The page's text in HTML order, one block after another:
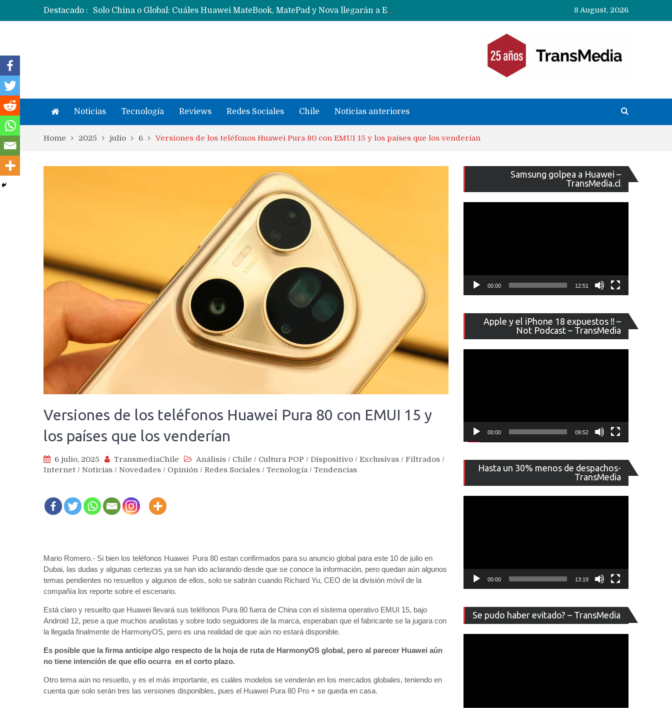
Destacado :
Data Centers de Huawei en Chile, México, Brasil,Perú y Argentina podrían verse afectados por arremetida de EE.UU
Fabricantes suben precios de teléfonos y ganan más dinero en un mercado donde Xiaomi alerta por no mejorar ventas
8 August, 2026
Noticias Tecnología Reviews Redes Sociales Chile Noticias anteriores
Home 2025 julio 6 Versiones de los teléfonos Huawei Pura 80 con EMUI 15 y los países que los venderían
Versiones de los teléfonos Huawei Pura 80 con EMUI 15 y
los países que los venderían
6 julio, 2025 TransmediaChile Análisis / Chile / Cultura POP / Dispositivo / Exclusivas / Filtrados /
Internet / Noticias / Novedades / Opinión / Redes Sociales / Tecnología / Tendencias
Mario Romero.- Si bien los teléfonos Huawei Pura 80 estan confirmados para su anuncio global para este 10 de julio en
Dubai, las dudas y algunas certezas ya se han ido aclarando desde que se conoce la información, pero quedan aún algunos
temas pendientes no resueltos y algunos de ellos, solo se sabrán cuando Richard Yu, CEO de la división móvil de la
compañía los reporte sobre el escenario.
Está claro y resuelto que Huawei llevará sus teléfonos Pura 80 fuera de China con el sistema operativo EMUI 15, bajo
Android 12, pese a que muchos analistas y sobre todo seguidores de la marca, esperaban que el fabricante se la jugara con
la llegada finalmente de HarmonyOS, pero es una realidad de que aún no estará disponible.
Es posible que la firma anticipe algo respecto de la hoja de ruta de HarmonyOS global, pero al parecer Huawei aún
no tiene intención de que ello ocurra en el corto plazo.
Otro tema aún no resuelto, y es el más importante, es cuáles modelos se venderán en los mercados globales, teniendo en
cuenta que solo serán tres las versiones disponibles, pues el Huawei Pura 80 Pro + se queda en casa.
Samsung golpea a Huawei –
TransMedia.cl
de
vídeo
00:00 12:51
Apple y el iPhone 18 expuestos !! –
Not Podcast – TransMedia
de
vídeo
00:00 09:52
Hasta un 30% menos de despachos-
TransMedia
de
vídeo
00:00 13:19
Se pudo haber evitado? – TransMedia
de
vídeo